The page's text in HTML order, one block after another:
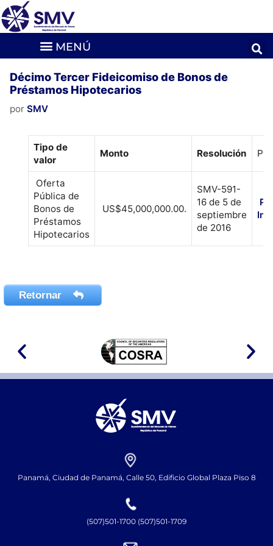
Décimo Tercer Fideicomiso de Bonos de
Préstamos Hipotecarios
por SMV
Tipo de
valor
Monto Resolución
Oferta
Pública de
Bonos de
Préstamos
Hipotecarios
US$45,000,000.00.
SMV-591-
16 de 5 de
septiembre
de 2016
Retornar
Panamá, Ciudad de Panamá, Calle 50, Edificio Global Plaza Piso 8
(507)501-1700 (507)501-1709